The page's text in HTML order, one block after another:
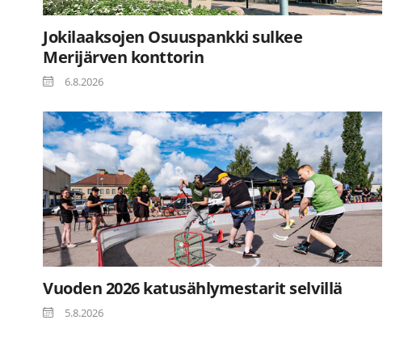
Jokilaaksojen Osuuspankki sulkee
Merijärven konttorin
6.8.2026
Vuoden 2026 katusählymestarit selvillä
5.8.2026